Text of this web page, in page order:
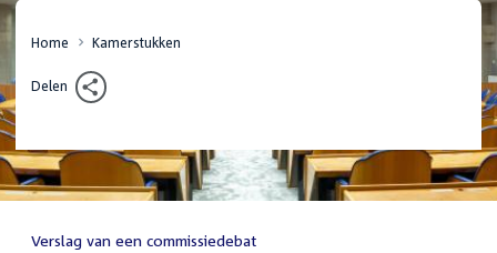
Home Kamerstukken
Delen
Verslag van een commissiedebat